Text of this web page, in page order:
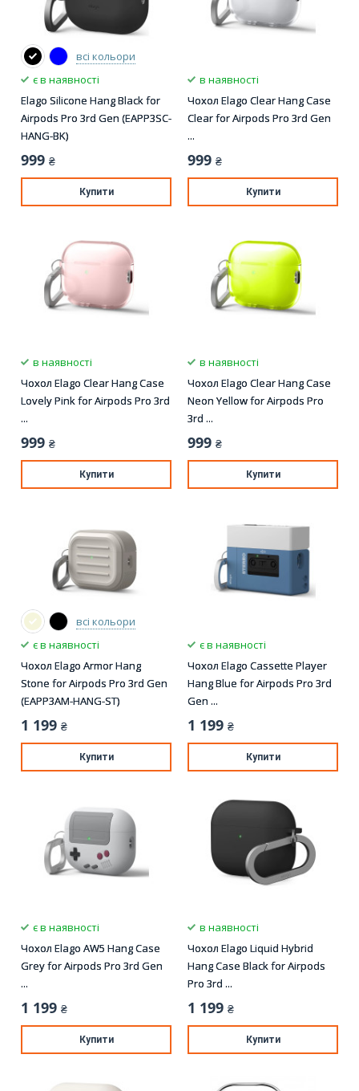
всі кольори
є в наявності
Elago Silicone Hang Black for
Airpods Pro 3rd Gen (EAPP3SC-
HANG-BK)
999 ₴
Купити
в наявності
Чохол Elago Clear Hang Case
Clear for Airpods Pro 3rd Gen
...
999 ₴
Купити
в наявності
Чохол Elago Clear Hang Case
Lovely Pink for Airpods Pro 3rd
...
999 ₴
Купити
в наявності
Чохол Elago Clear Hang Case
Neon Yellow for Airpods Pro
3rd ...
999 ₴
Купити
всі кольори
є в наявності
Чохол Elago Armor Hang
Stone for Airpods Pro 3rd Gen
(EAPP3AM-HANG-ST)
1 199 ₴
Купити
є в наявності
Чохол Elago Cassette Player
Hang Blue for Airpods Pro 3rd
Gen ...
1 199 ₴
Купити
є в наявності
Чохол Elago AW5 Hang Case
Grey for Airpods Pro 3rd Gen
...
1 199 ₴
Купити
в наявності
Чохол Elago Liquid Hybrid
Hang Case Black for Airpods
Pro 3rd ...
1 199 ₴
Купити